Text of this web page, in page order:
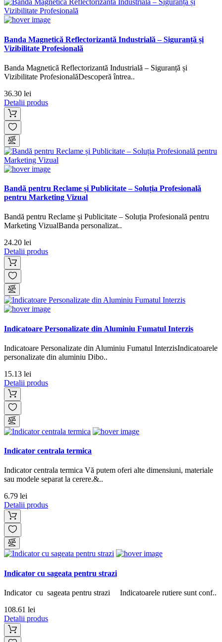
Banda Magnetică Reflectorizantă Industrială – Siguranță și
Vizibilitate Profesională
Banda Magnetică Reflectorizantă Industrială – Siguranță și
Vizibilitate ProfesionalăDescoperă întrea..
36.30 lei
Detalii produs
Bandă pentru Reclame și Publicitate – Soluția Profesională
pentru Marketing Vizual
Bandă pentru Reclame și Publicitate – Soluția Profesională pentru
Marketing VizualBanda personalizat..
24.20 lei
Detalii produs
Indicatoare Personalizate din Aluminiu Fumatul Interzis
Indicatoare Personalizate din Aluminiu Fumatul InterzisIndicatoarele
personalizate din aluminiu Dibo..
15.13 lei
Detalii produs
Indicator centrala termica
Indicator centrala termica Vă putem oferi alte dimensiuni, materiale
sau modele separat la cerere.&..
6.79 lei
Detalii produs
Indicator cu sageata pentru strazi
Indicator cu sageata pentru strazi Indicatoarele rutiere sunt conf..
108.61 lei
Detalii produs